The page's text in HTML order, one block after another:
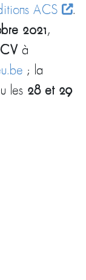
ACS
.
2021,
à
; la
les 28 et 29